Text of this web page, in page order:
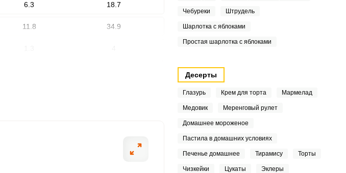
6.3 18.7
11.8 34.9
Чебуреки Штрудель
Шарлотка с яблоками
Простая шарлотка с яблоками
Десерты
Глазурь Крем для торта Мармелад
Медовик Меренговый рулет
Домашнее мороженое
Пастила в домашних условиях
Печенье домашнее Тирамису Торты
Чизкейки Цукаты Эклеры